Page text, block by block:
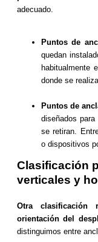
adecuado.
Puntos de
quedan
habitualmente
donde se
Puntos de
diseñados
se retiran.
o dispositivos
Clasificación
verticales y
Otra
orientación del
distinguimos entre